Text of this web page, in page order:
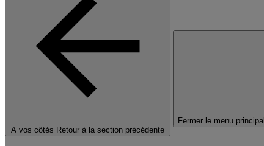
A vos côtés Retour à la section précédente
Fermer le menu principal